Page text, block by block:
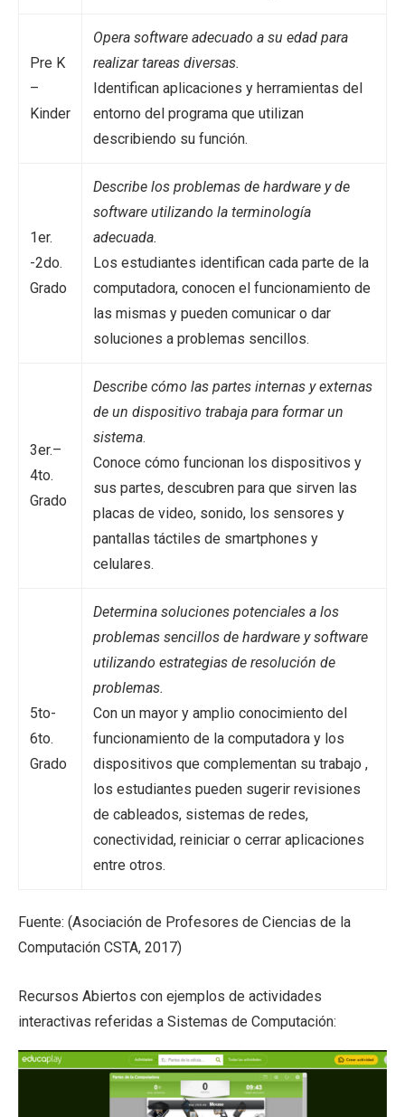
Pre K
–
Kinder
Opera software adecuado a su edad para
realizar tareas diversas.
Identifican aplicaciones y herramientas del
entorno del programa que utilizan
describiendo su función.
1er.
-2do.
Grado
Describe los problemas de hardware y de
software utilizando la terminología
adecuada.
Los estudiantes identifican cada parte de la
computadora, conocen el funcionamiento de
las mismas y pueden comunicar o dar
soluciones a problemas sencillos.
3er.–
4to.
Grado
Describe cómo las partes internas y externas
de un dispositivo trabaja para formar un
sistema.
Conoce cómo funcionan los dispositivos y
sus partes, descubren para que sirven las
placas de video, sonido, los sensores y
pantallas táctiles de smartphones y
celulares.
5to-
6to.
Grado
Determina soluciones potenciales a los
problemas sencillos de hardware y software
utilizando estrategias de resolución de
problemas.
Con un mayor y amplio conocimiento del
funcionamiento de la computadora y los
dispositivos que complementan su trabajo ,
los estudiantes pueden sugerir revisiones
de cableados, sistemas de redes,
conectividad, reiniciar o cerrar aplicaciones
entre otros.
Fuente: (Asociación de Profesores de Ciencias de la
Computación CSTA, 2017)
Recursos Abiertos con ejemplos de actividades
interactivas referidas a Sistemas de Computación: